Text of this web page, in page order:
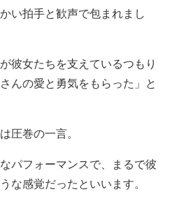
い拍手と歓声で包まれまし
彼女たちを支えているつもり
んの愛と勇気をもらった」と
圧巻の一言。
パフォーマンスで、まるで彼
な感覚だったといいます。